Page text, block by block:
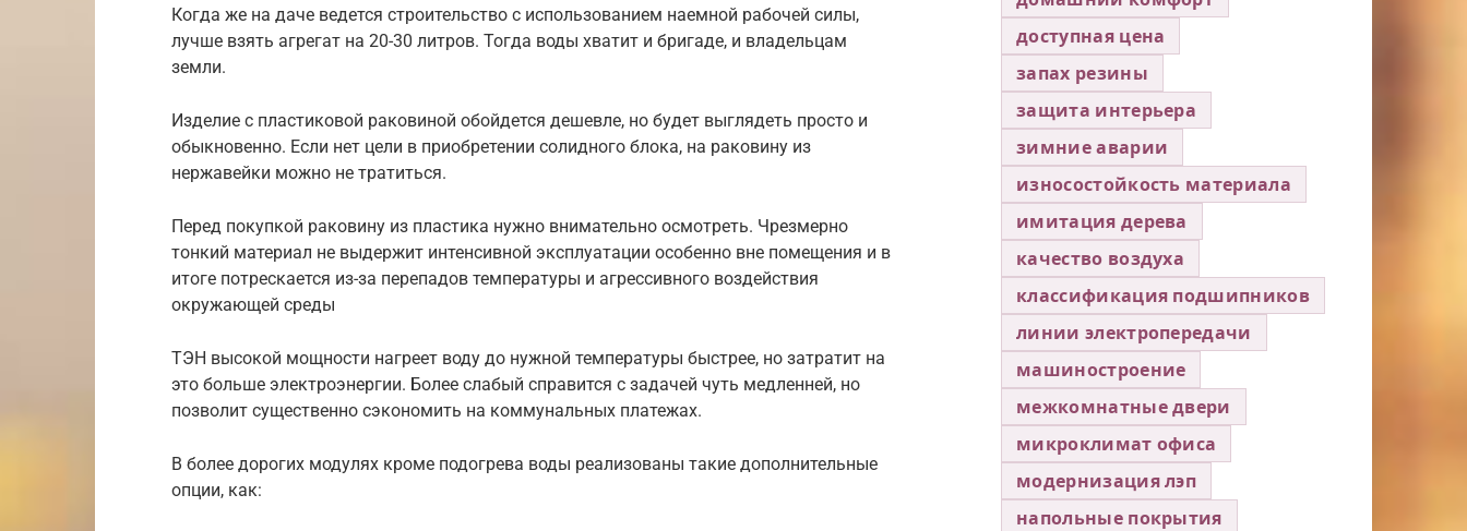
Когда же на даче ведется строительство с использованием наемной рабочей силы,
лучше взять агрегат на 20-30 литров. Тогда воды хватит и бригаде, и владельцам
земли.
Изделие с пластиковой раковиной обойдется дешевле, но будет выглядеть просто и
обыкновенно. Если нет цели в приобретении солидного блока, на раковину из
нержавейки можно не тратиться.
Перед покупкой раковину из пластика нужно внимательно осмотреть. Чрезмерно
тонкий материал не выдержит интенсивной эксплуатации особенно вне помещения и в
итоге потрескается из-за перепадов температуры и агрессивного воздействия
окружающей среды
ТЭН высокой мощности нагреет воду до нужной температуры быстрее, но затратит на
это больше электроэнергии. Более слабый справится с задачей чуть медленней, но
позволит существенно сэкономить на коммунальных платежах.
В более дорогих модулях кроме подогрева воды реализованы такие дополнительные
опции, как:
доступная цена
запах резины
защита интерьера
зимние аварии
износостойкость материала
имитация дерева
качество воздуха
классификация подшипников
линии электропередачи
машиностроение
межкомнатные двери
микроклимат офиса
модернизация лэп
напольные покрытия